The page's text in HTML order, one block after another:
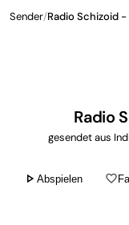
Sender/Radio Schizoid
Radio
gesendet aus
play_arrow Abspielen favorite_border